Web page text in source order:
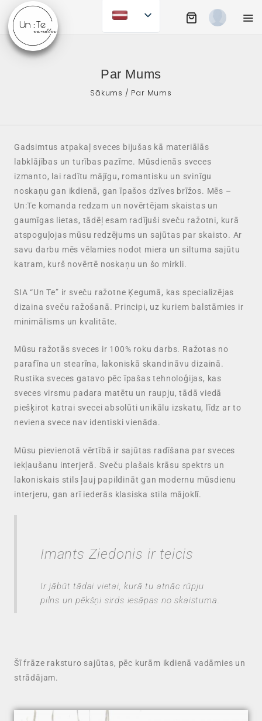
Par Mums
Sākums / Par Mums
Gadsimtus atpakaļ sveces bijušas kā materiālās
labklājības un turības pazīme. Mūsdienās sveces
izmanto, lai radītu mājīgu, romantisku un svinīgu
noskaņu gan ikdienā, gan īpašos dzīves brīžos. Mēs –
Un:Te komanda redzam un novērtējam skaistas un
gaumīgas lietas, tādēļ esam radījuši sveču ražotni, kurā
atspoguļojas mūsu redzējums un sajūtas par skaisto. Ar
savu darbu mēs vēlamies nodot miera un siltuma sajūtu
katram, kurš novērtē noskaņu un šo mirkli.
SIA “Un Te” ir sveču ražotne Ķegumā, kas specializējas
dizaina sveču ražošanā. Principi, uz kuriem balstāmies ir
minimālisms un kvalitāte.
Mūsu ražotās sveces ir 100% roku darbs. Ražotas no
parafīna un stearīna, lakoniskā skandināvu dizainā.
Rustika sveces gatavo pēc īpašas tehnoloģijas, kas
sveces virsmu padara matētu un raupju, tādā viedā
piešķirot katrai svecei absolūti unikālu izskatu, līdz ar to
neviena svece nav identiski vienāda.
Mūsu pievienotā vērtībā ir sajūtas radīšana par sveces
iekļaušanu interjerā. Sveču plašais krāsu spektrs un
lakoniskais stils ļauj papildināt gan modernu mūsdienu
interjeru, gan arī iederās klasiska stila mājoklī.
Imants Ziedonis ir teicis
Ir jābūt tādai vietai, kurā tu atnāc rūpju
pilns un pēkšņi sirds iesāpas no skaistuma.
Šī frāze raksturo sajūtas, pēc kurām ikdienā vadāmies un
strādājam.